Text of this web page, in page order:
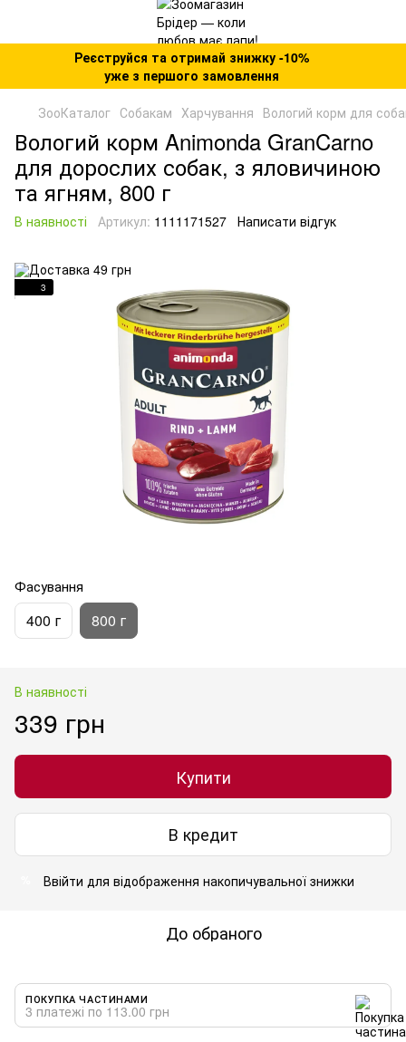
Реєструйся та отримай знижку -10%
уже з першого замовлення
ЗооКаталог Собакам Харчування Вологий корм для
Вологий корм Animonda GranCarno
для дорослих собак, з яловичиною
та ягням, 800 г
В наявності Артикул: 1111171527 Написати відгук
3
Фасування
400 г 800 г
В наявності
339 грн
Купити
В кредит
Ввійти для відображення накопичувальної знижки
До обраного
ПОКУПКА ЧАСТИНАМИ
3 платежі по 113.00 грн